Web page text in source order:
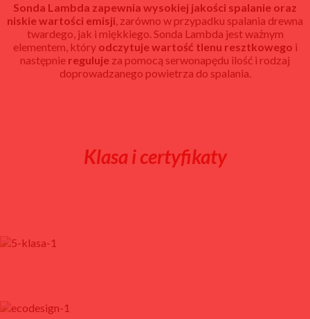
Sonda Lambda zapewnia wysokiej jakości spalanie oraz
niskie wartości emisji, zarówno w przypadku spalania drewna
twardego, jak i miękkiego. Sonda Lambda jest ważnym
elementem, który odczytuje wartość tlenu resztkowego i
następnie reguluje za pomocą serwonapędu ilość i rodzaj
doprowadzanego powietrza do spalania.
Klasa i certyfikaty